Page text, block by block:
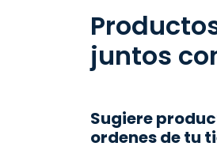
juntos
Sugiere
ordenes de tu